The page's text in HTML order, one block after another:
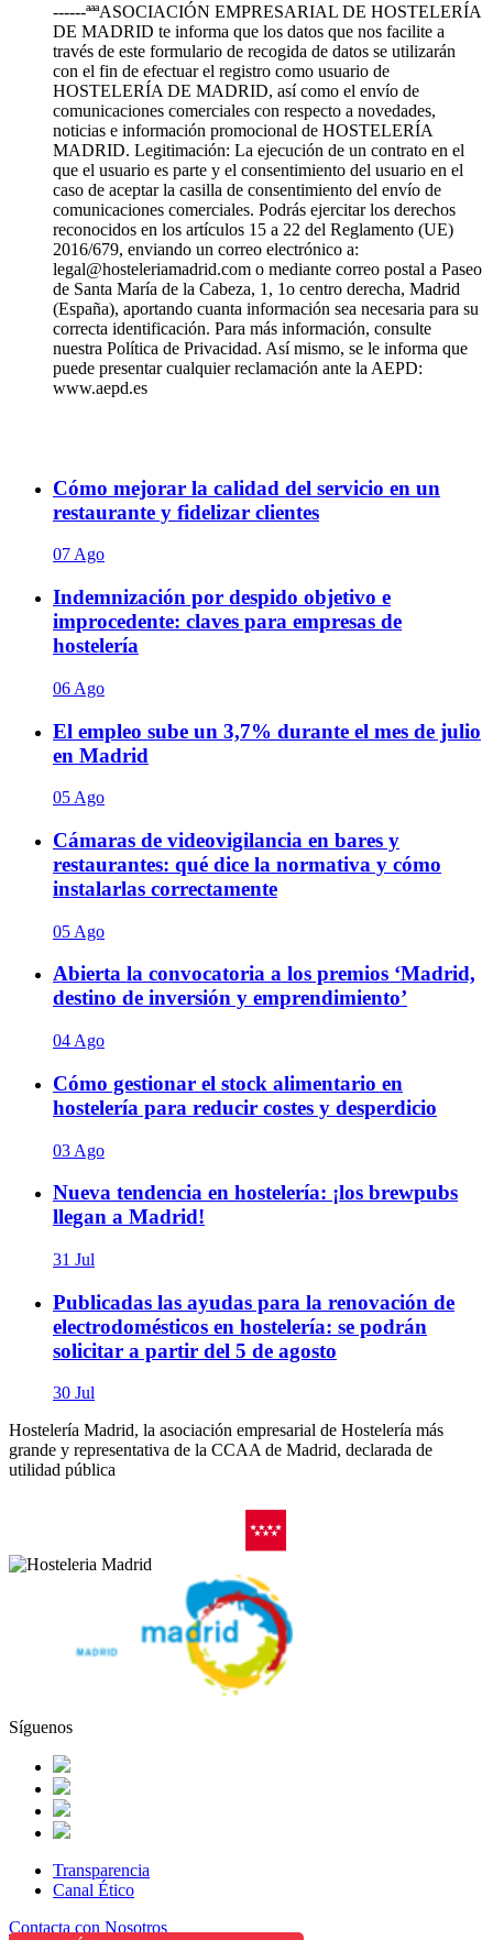
------ªªªASOCIACIÓN EMPRESARIAL DE HOSTELERÍA
DE MADRID te informa que los datos que nos facilite a
través de este formulario de recogida de datos se utilizarán
con el fin de efectuar el registro como usuario de
HOSTELERÍA DE MADRID, así como el envío de
comunicaciones comerciales con respecto a novedades,
noticias e información promocional de HOSTELERÍA
MADRID. Legitimación: La ejecución de un contrato en el
que el usuario es parte y el consentimiento del usuario en el
caso de aceptar la casilla de consentimiento del envío de
comunicaciones comerciales. Podrás ejercitar los derechos
reconocidos en los artículos 15 a 22 del Reglamento (UE)
2016/679, enviando un correo electrónico a:
legal@hosteleriamadrid.com o mediante correo postal a Paseo
de Santa María de la Cabeza, 1, 1o centro derecha, Madrid
(España), aportando cuanta información sea necesaria para su
correcta identificación. Para más información, consulte
nuestra Política de Privacidad. Así mismo, se le informa que
puede presentar cualquier reclamación ante la AEPD:
www.aepd.es
Cómo mejorar la calidad del servicio en un
restaurante y fidelizar clientes
07 Ago
Indemnización por despido objetivo e
improcedente: claves para empresas de
hostelería
06 Ago
El empleo sube un 3,7% durante el mes de julio
en Madrid
05 Ago
Cámaras de videovigilancia en bares y
restaurantes: qué dice la normativa y cómo
instalarlas correctamente
05 Ago
Abierta la convocatoria a los premios ‘Madrid,
destino de inversión y emprendimiento’
04 Ago
Cómo gestionar el stock alimentario en
hostelería para reducir costes y desperdicio
03 Ago
Nueva tendencia en hostelería: ¡los brewpubs
llegan a Madrid!
31 Jul
Publicadas las ayudas para la renovación de
electrodomésticos en hostelería: se podrán
solicitar a partir del 5 de agosto
30 Jul
Hostelería Madrid, la asociación empresarial de Hostelería más
grande y representativa de la CCAA de Madrid, declarada de
utilidad pública
Síguenos
Transparencia
Canal Ético
Contacta con Nosotros